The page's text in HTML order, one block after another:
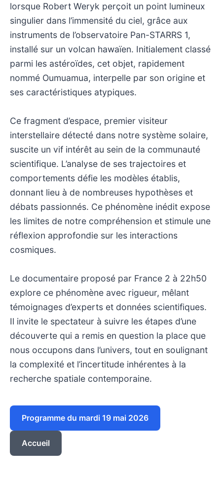
lorsque Robert Weryk perçoit un point lumineux
singulier dans l’immensité du ciel, grâce aux
instruments de l’observatoire Pan-STARRS 1,
installé sur un volcan hawaïen. Initialement classé
parmi les astéroïdes, cet objet, rapidement
nommé Oumuamua, interpelle par son origine et
ses caractéristiques atypiques.
Ce fragment d’espace, premier visiteur
interstellaire détecté dans notre système solaire,
suscite un vif intérêt au sein de la communauté
scientifique. L’analyse de ses trajectoires et
comportements défie les modèles établis,
donnant lieu à de nombreuses hypothèses et
débats passionnés. Ce phénomène inédit expose
les limites de notre compréhension et stimule une
réflexion approfondie sur les interactions
cosmiques.
Le documentaire proposé par France 2 à 22h50
explore ce phénomène avec rigueur, mêlant
témoignages d’experts et données scientifiques.
Il invite le spectateur à suivre les étapes d’une
découverte qui a remis en question la place que
nous occupons dans l’univers, tout en soulignant
la complexité et l’incertitude inhérentes à la
recherche spatiale contemporaine.
Programme du mardi 19 mai 2026
Accueil